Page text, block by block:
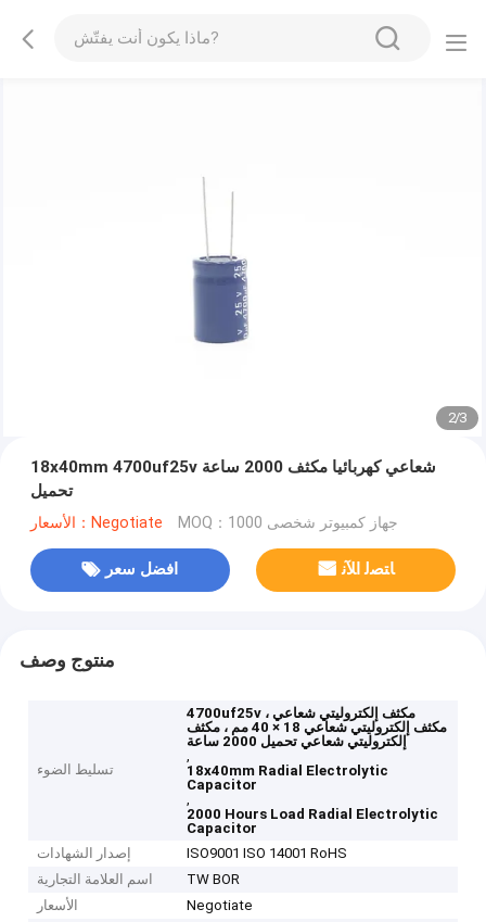
2/3
18x40mm 4700uf25v شعاعي كهربائيا مكثف 2000 ساعة
تحميل
الأسعار：Negotiate MOQ：1000 جهاز كمبيوتر شخصى
افضل سعر ﺎﺘﺼﻟ ﺍﻶﻧ
منتوج وصف
تسليط الضوء
4700uf25v مكثف إلكتروليتي شعاعي ،
مكثف إلكتروليتي شعاعي 18 × 40 مم ، مكثف
إلكتروليتي شعاعي تحميل 2000 ساعة
,
18x40mm Radial Electrolytic
Capacitor
,
2000 Hours Load Radial Electrolytic
Capacitor
إصدار الشهادات
ISO9001 ISO 14001 RoHS
اسم العلامة التجارية
TW BOR
الأسعار
Negotiate